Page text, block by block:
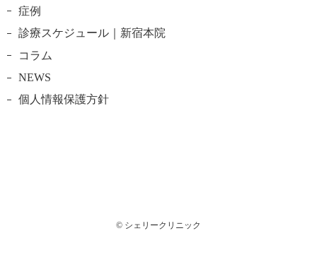
症例
診療スケジュール｜新宿本院
コラム
NEWS
個人情報保護方針
© シェリークリニック